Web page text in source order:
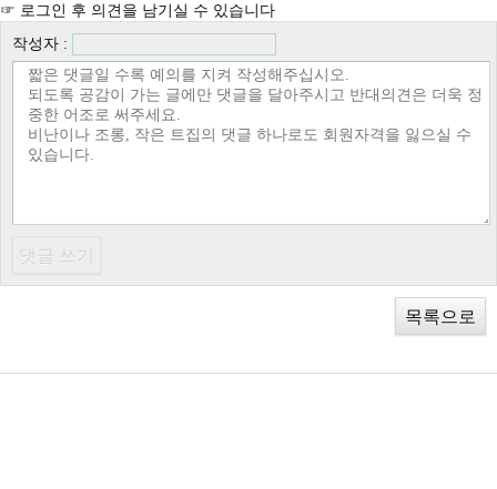
☞ 로그인 후 의견을 남기실 수 있습니다
작성자 :
목록으로